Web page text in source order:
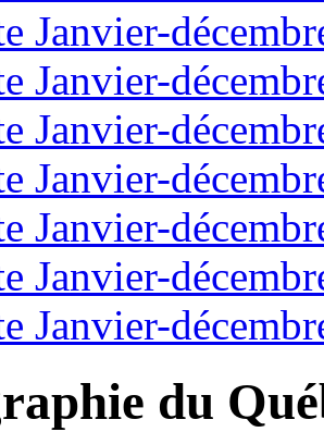
Janvier-
Janvier-
Janvier-
Janvier-
Janvier-
Janvier-
Janvier-
du